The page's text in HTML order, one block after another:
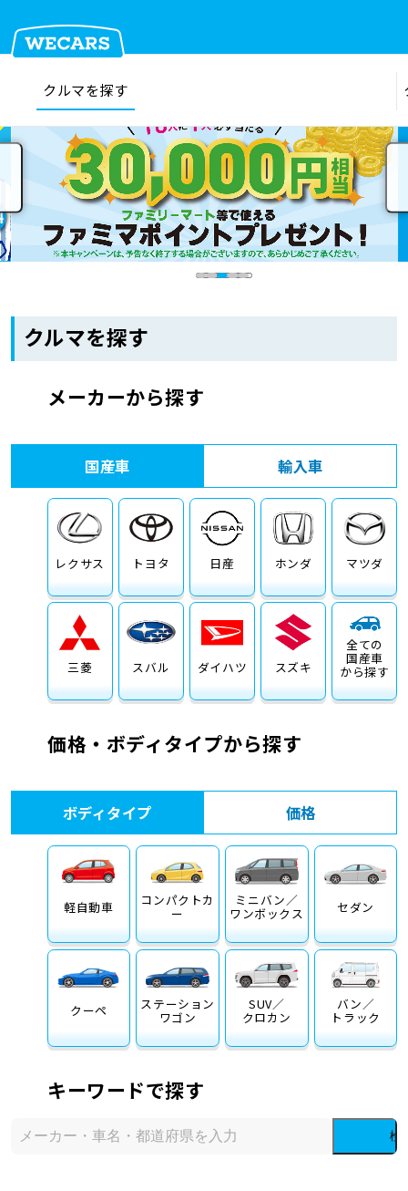
在庫検索
クルマを探す
クルマを売る
車検見積
車検料金・メニュー
品質管理とサポート体制
お役立ち情報
お問い合わせ
クルマを探す
クルマを探す
メーカーから探す
国産車
レクサス トヨタ 日産 ホンダ マツダ
三菱 スバル ダイハツ スズキ
全ての
国産車
から探す
輸入車
価格・ボディタイプから探す
ボディタイプ
軽自動車 コンパクトカ
ー
ミニバン／
ワンボックス セダン
クーペ ステーション
ワゴン
SUV／
クロカン
バン／
トラック
価格
キーワードで探す
検